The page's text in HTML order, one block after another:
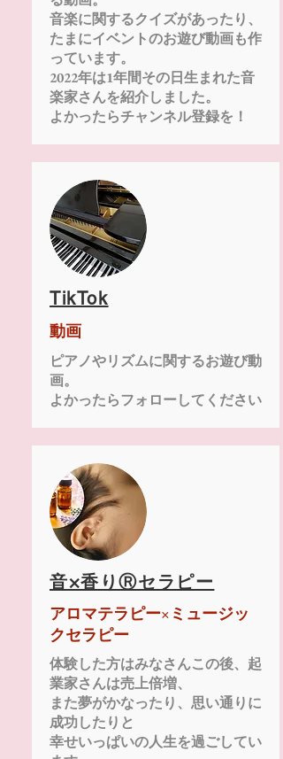
音楽に関するクイズがあったり、
たまにイベントのお遊び動画も作
っています。
​2022年は1年間その日生まれた音
楽家さんを紹介しました。
​よかったらチャンネル登録を！
TikTok
動画
ピアノやリズムに関するお遊び動
画。
​よかったらフォローしてください
音×香りⓇセラピー
アロマテラピー×ミュージッ
クセラピー
体験した方はみなさんこの後、起
業家さんは売上倍増、
また夢がかなったり、思い通りに
成功したりと
​幸せいっぱいの人生を過ごしてい